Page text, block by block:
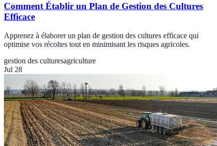
Comment Établir un Plan de Gestion des Cultures
Efficace
Apprenez à élaborer un plan de gestion des cultures efficace qui
optimise vos récoltes tout en minimisant les risques agricoles.
gestion des culturesagriculture
Jul 28